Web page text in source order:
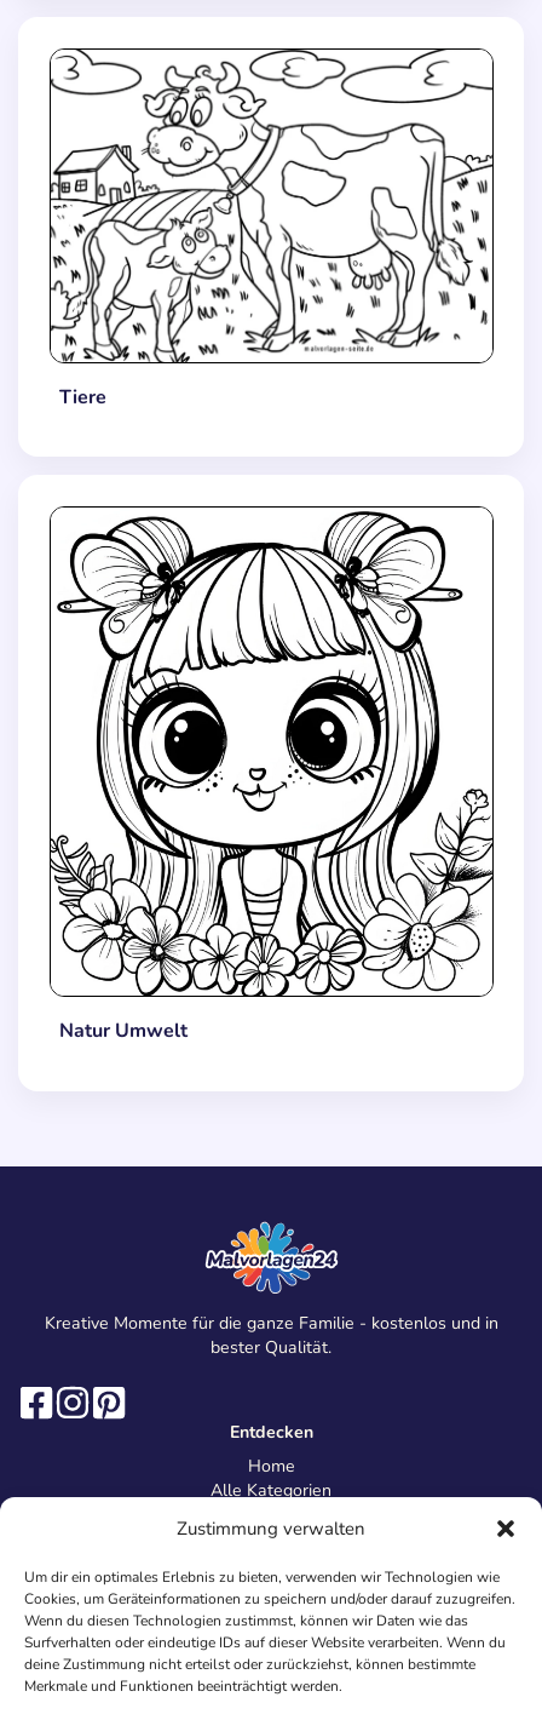
Zustimmung verwalten
Um dir ein optimales Erlebnis zu bieten, verwenden wir Technologien wie
Cookies, um Geräteinformationen zu speichern und/oder darauf zuzugreifen.
Wenn du diesen Technologien zustimmst, können wir Daten wie das
Surfverhalten oder eindeutige IDs auf dieser Website verarbeiten. Wenn du
deine Zustimmung nicht erteilst oder zurückziehst, können bestimmte
Merkmale und Funktionen beeinträchtigt werden.
Tiere
Natur Umwelt
Kreative Momente für die ganze Familie - kostenlos und in
bester Qualität.
Entdecken
Home
Alle Kategorien
Information
Über uns
Kontakt
Inhaltsrichtlinien
Recht & Datenschutz
Impressum